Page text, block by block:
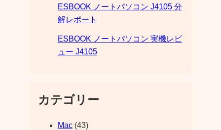
ESBOOK ノートパソコン J4105 分
解レポート
ESBOOK ノートパソコン 実機レビ
ュー J4105
カテゴリー
Mac(43)